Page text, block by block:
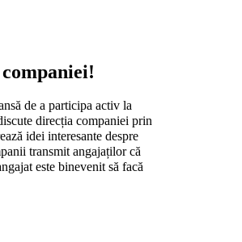
de a participa activ la
direcția companiei prin
idei interesante despre
transmit angajaților că
este binevenit să facă